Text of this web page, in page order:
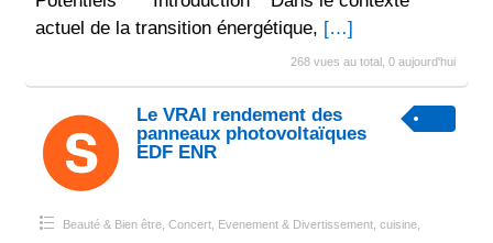
actuel de la transition énergétique, […]
268 vues au total, 0 aujourd'hui
Le VRAI rendement des
panneaux photovoltaïques
EDF ENR
Beauté & Bien être, Concert, Evenement & Divertissement, cuisine,